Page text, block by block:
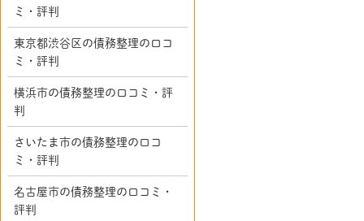
ミ・評判
東京都渋谷区の債務整理の口コ
ミ・評判
横浜市の債務整理の口コミ・評
判
さいたま市の債務整理の口コ
ミ・評判
名古屋市の債務整理の口コミ・
評判